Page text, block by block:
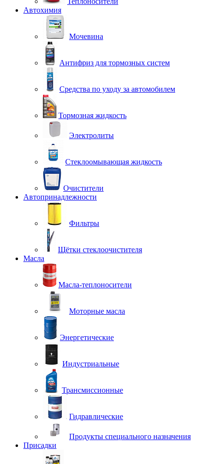
Автохимия
Мочевина
Антифриз для тормозных систем
Средства по уходу за автомобилем
Тормозная жидкость
Электролиты
Стеклоомывающая жидкость
Очистители
Автопринадлежности
Фильтры
Щётки стеклоочистителя
Масла
Масла-теплоносители
Моторные масла
Энергетические
Индустриальные
Трансмиссионные
Гидравлические
Продукты специального назначения
Присадки